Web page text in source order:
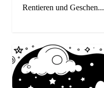
Rentieren und Geschen...